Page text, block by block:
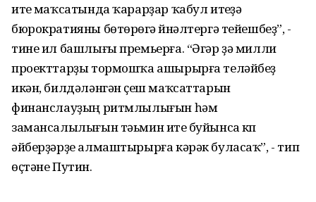
итеү маҡсатында ҡарарҙар ҡабул итеүҙә
бюрократияны бөтөрөүгә йүнәлтергә тейешбеҙ”, -
тине ил башлығы премьерға. “Әгәр ҙә милли
проекттарҙы тормошҡа ашырырға теләйбеҙ
икән, билдәләнгән үҫеш маҡсаттарын
финанслауҙың ритмлылығын һәм
замансалылығын тәьмин итеү буйынса күп
әйберҙәрҙе алмаштырырға кәрәк буласаҡ”, - тип
өҫтәне Путин.